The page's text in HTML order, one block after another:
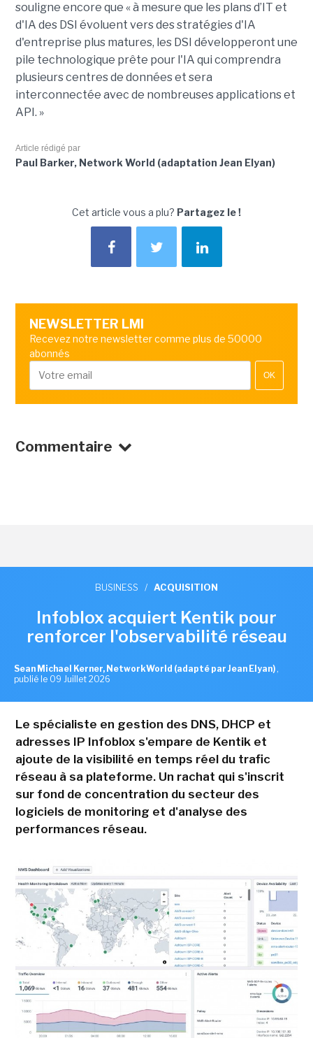
souligne encore que « à mesure que les plans d’IT et
d'IA des DSI évoluent vers des stratégies d'IA
d'entreprise plus matures, les DSI développeront une
pile technologique prête pour l'IA qui comprendra
plusieurs centres de données et sera
interconnectée avec de nombreuses applications et
API. »
Article rédigé par
Paul Barker, Network World (adaptation Jean Elyan)
Cet article vous a plu? Partagez le !
NEWSLETTER LMI
Recevez notre newsletter comme plus de 50000
abonnés
OK
Commentaire
BUSINESS / ACQUISITION
Infoblox acquiert Kentik pour
renforcer l'observabilité réseau
Sean Michael Kerner, NetworkWorld (adapté par Jean Elyan) ,
publié le 09 Juillet 2026
Le spécialiste en gestion des DNS, DHCP et
adresses IP Infoblox s'empare de Kentik et
ajoute de la visibilité en temps réel du trafic
réseau à sa plateforme. Un rachat qui s'inscrit
sur fond de concentration du secteur des
logiciels de monitoring et d'analyse des
performances réseau.